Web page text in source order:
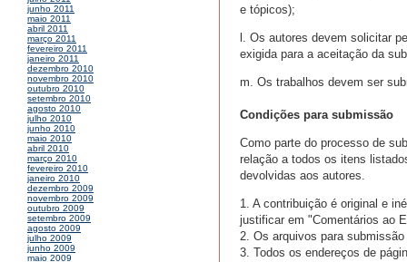
junho 2011
maio 2011
abril 2011
março 2011
fevereiro 2011
janeiro 2011
dezembro 2010
novembro 2010
outubro 2010
setembro 2010
agosto 2010
julho 2010
junho 2010
maio 2010
abril 2010
março 2010
fevereiro 2010
janeiro 2010
dezembro 2009
novembro 2009
outubro 2009
setembro 2009
agosto 2009
julho 2009
junho 2009
maio 2009
e tópicos);
l. Os autores devem solicitar
exigida para a aceitação da
m. Os trabalhos devem ser
Condições para submissão
Como parte do processo de
relação a todos os itens
devolvidas aos autores.
1. A contribuição é original e
justificar em "Comentários ao
2. Os arquivos para
3. Todos os endereços de